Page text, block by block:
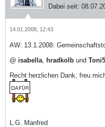
Dabei seit:
14.01.2008, 12:43
AW: 13.1.2008:
@ isabella, hradkolb und
Recht herzlichen Dank, freu
L.G. Manfred